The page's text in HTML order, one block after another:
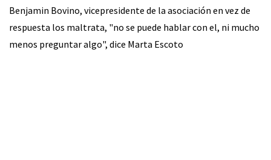
Benjamin Bovino, vicepresidente de la asociación en vez de
respuesta los maltrata, "no se puede hablar con el, ni mucho
menos preguntar algo", dice Marta Escoto